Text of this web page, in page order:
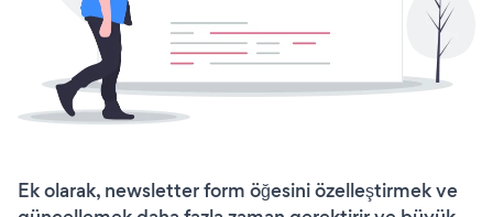
Ek olarak, newsletter form öğesini özelleştirmek ve